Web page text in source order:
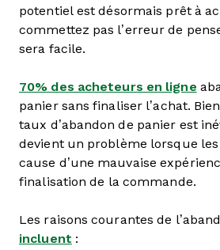
potentiel est désormais prêt à
commettez pas l’erreur de
sera facile.
70% des acheteurs en ligne
panier sans finaliser l’achat.
taux d’abandon de panier est
devient un problème lorsque
cause d’une mauvaise
finalisation de la commande.
Les raisons courantes de
incluent :